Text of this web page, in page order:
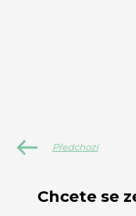
Předchozí
Chcete se